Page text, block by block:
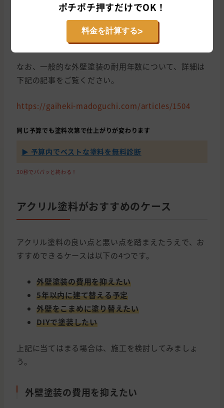
手入れが面倒な方には不向きです。イニシャルコスト
は低くても、長期的に見ると決してコストパフォーマ
ンスが良いとはいえないでしょう。
なお、一般的な外壁塗装の耐用年数について、詳細は
下記の記事をご覧ください。
https://gaiheki-madoguchi.com/articles/1504
同じ予算でも塗料次第で仕上がりが変わります
▶ 予算内でベストな塗料を無料診断
30秒でパパッと終わる！
アクリル塗料がおすすめのケース
アクリル塗料の良い点と悪い点を踏まえたうえで、お
すすめできるケースは以下の4つです。
外壁塗装の費用を抑えたい
5年以内に建て替える予定
外壁をこまめに塗り替えたい
DIYで塗装したい
上記に当てはまる場合は、施工を検討してみましょ
う。
外壁塗装の費用を抑えたい
ポチポチ押すだけでOK！
料金を計算する>